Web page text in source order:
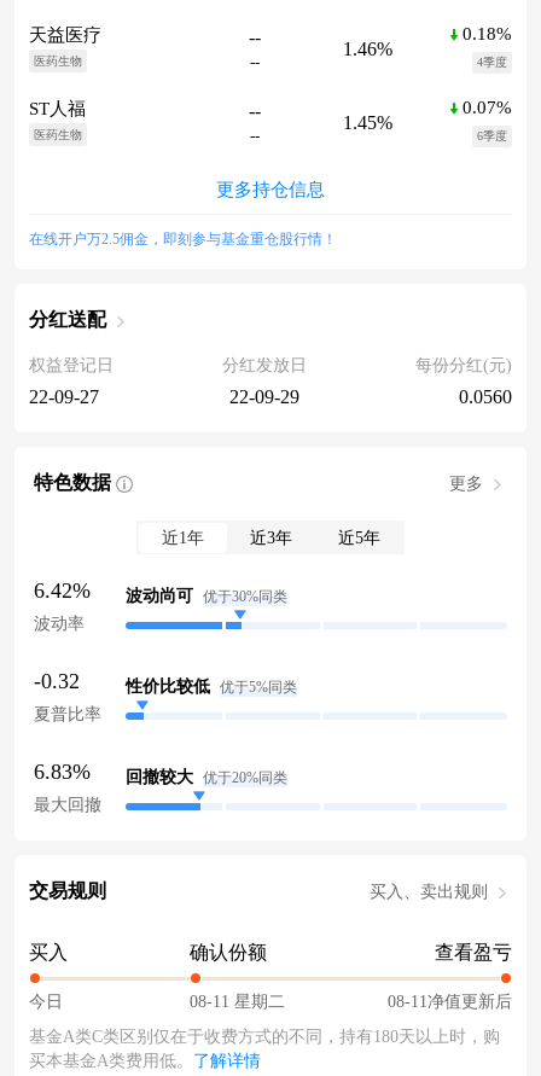
天益医疗
医药生物
--
--
1.46%
0.18%
4季度
ST人福
医药生物
--
--
1.45%
0.07%
6季度
更多持仓信息
在线开户万2.5佣金，即刻参与基金重仓股行情！
分红送配
权益登记日
22-09-27
分红发放日
22-09-29
每份分红(元)
0.0560
特色数据 更多
近1年 近3年 近5年
6.42%
波动率
波动尚可 优于30%同类
-0.32
夏普比率
性价比较低 优于5%同类
6.83%
最大回撤
回撤较大 优于20%同类
交易规则 买入、卖出规则
买入
今日
确认份额
08-11 星期二
查看盈亏
08-11净值更新后
基金A类C类区别仅在于收费方式的不同，持有180天以上时，购
买本基金A类费用低。 了解详情